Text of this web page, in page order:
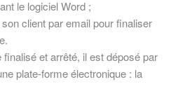
le logiciel Word ;
client par email pour finaliser
finalisé et arrêté, il est déposé par
plate-forme électronique : la